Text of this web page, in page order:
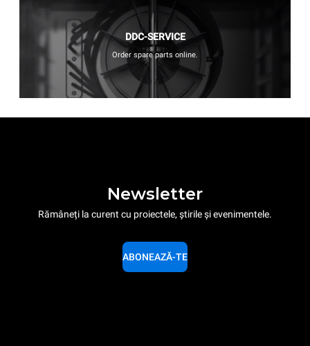
DDC-SERVICE
Order spare parts online.
Newsletter
Rămâneți la curent cu proiectele, știrile și evenimentele.
ABONEAZĂ-TE